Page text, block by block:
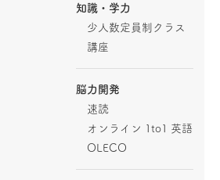
知識・学力
少人数定員制クラス
講座
脳力開発
速読
オンライン 1to1 英語
OLECO